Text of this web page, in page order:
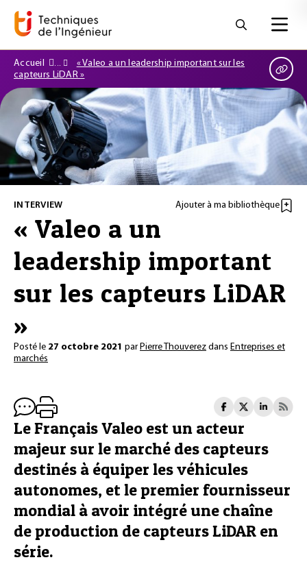
Accueil
« Valeo a un leadership important sur les
capteurs LiDAR »
INTERVIEW Ajouter à ma bibliothèque
« Valeo a un
leadership important
sur les capteurs LiDAR
»
Posté le 27 octobre 2021 par Pierre Thouverez dans Entreprises et
marchés
Le Français Valeo est un acteur
majeur sur le marché des capteurs
destinés à équiper les véhicules
autonomes, et le premier fournisseur
mondial à avoir intégré une chaîne
de production de capteurs LiDAR en
série.